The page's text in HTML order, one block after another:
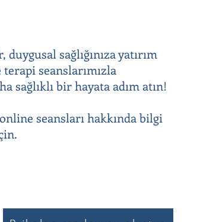
sağlığınıza yatırım
seanslarımızla
sağlıklı bir hayata adım atın!
seansları hakkında bilgi